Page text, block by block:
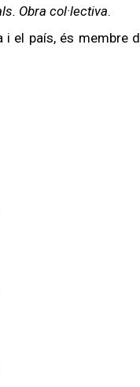
Obra col·lectiva.
i el país, és membre